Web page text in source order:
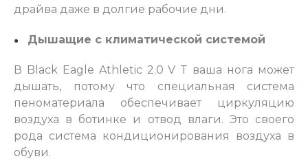
драйва даже в долгие рабочие дни.
Дышащие с климатической системой
В Black Eagle Athletic 2.0 V T ваша нога может
дышать, потому что специальная система
пеноматериала обеспечивает циркуляцию
воздуха в ботинке и отвод влаги. Это своего
рода система кондиционирования воздуха в
обуви.